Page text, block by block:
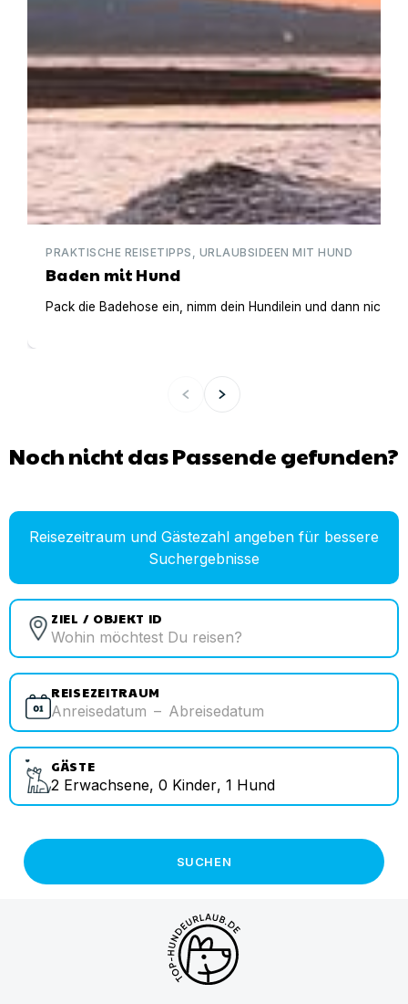
PRAKTISCHE REISETIPPS, URLAUBSIDEEN MIT HUND
Baden mit Hund
Pack die Badehose ein, nimm dein Hundilein und dann nichts
Noch nicht das Passende gefunden?
Reisezeitraum und Gästezahl angeben für bessere
Suchergebnisse
ZIEL / OBJEKT ID
REISEZEITRAUM
Anreisedatum – Abreisedatum
GÄSTE
2 Erwachsene, 0 Kinder, 1 Hund
SUCHEN